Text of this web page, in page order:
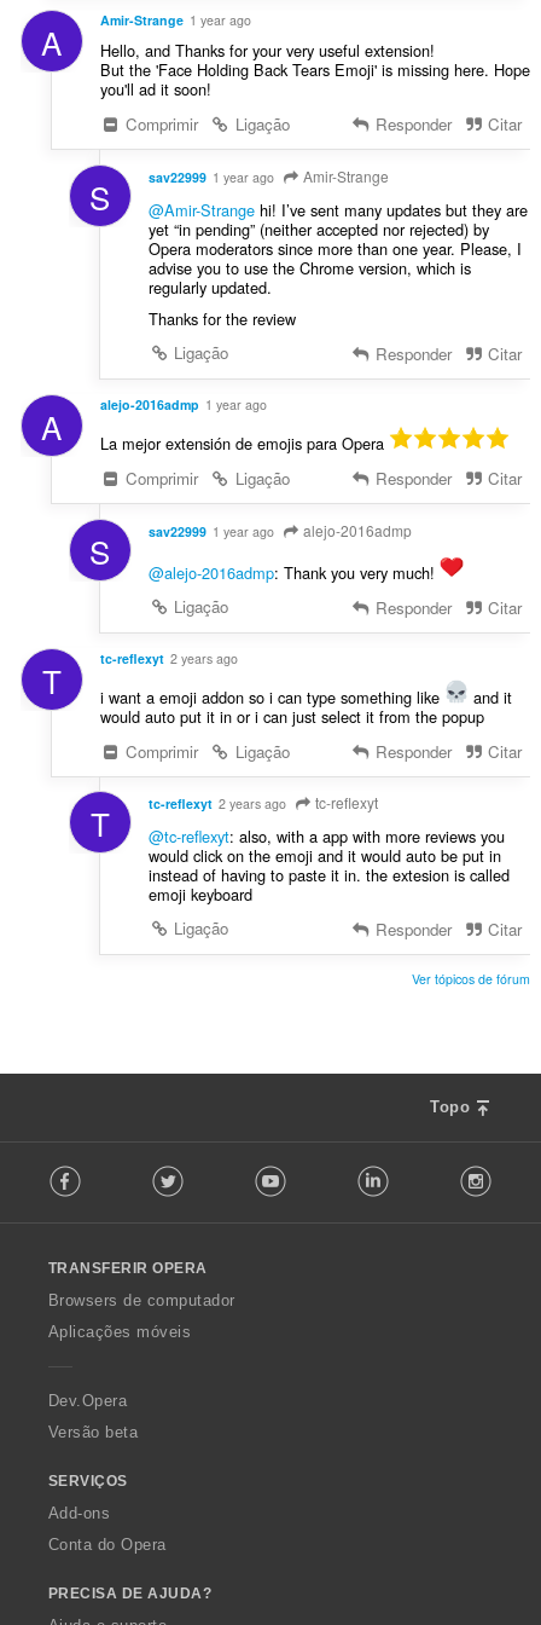
A Amir-Strange 1 year ago
Hello, and Thanks for your very useful extension!
But the 'Face Holding Back Tears Emoji' is missing here. Hope
you'll ad it soon!
Comprimir
Ligação Responder Citar
S sav22999 1 year ago Amir-Strange
@Amir-Strangehi! I’ve sent many updates but they are
yet “in pending” (neither accepted nor rejected) by
Opera moderators since more than one year. Please, I
advise you to use the Chrome version, which is
regularly updated.
Thanks for the review
Ligação
Responder Citar
A alejo-2016admp 1 year ago
La mejor extensión de emojis para Opera
Comprimir
Ligação Responder Citar
S sav22999 1 year ago alejo-2016admp
@alejo-2016admp: Thank you very much!
Ligação
Responder Citar
T tc-reflexyt 2 years ago
i want a emoji addon so i can type something like
and it
would auto put it in or i can just select it from the popup
Comprimir
Ligação Responder Citar
T tc-reflexyt 2 years ago tc-reflexyt
@tc-reflexyt: also, with a app with more reviews you
would click on the emoji and it would auto be put in
instead of having to paste it in. the extesion is called
emoji keyboard
Ligação
Responder Citar
Ver tópicos de fórum
Topo
o
w
O
p
a
Facebook Twitter Youtube LinkedIn
TRANSFERIR OPERA
Browsers de computador
Aplicações móveis
Dev.Opera
Versão beta
SERVIÇOS
Add-ons
Conta do Opera
PRECISA DE AJUDA?